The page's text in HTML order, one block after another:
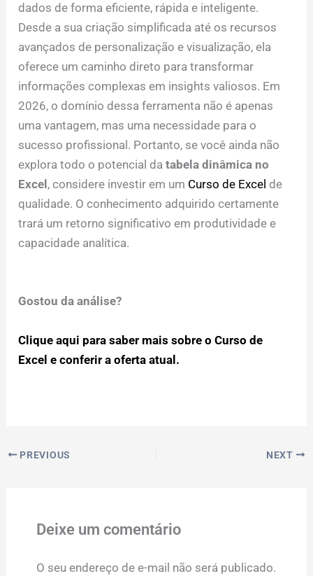
dados de forma eficiente, rápida e inteligente.
Desde a sua criação simplificada até os recursos
avançados de personalização e visualização, ela
oferece um caminho direto para transformar
informações complexas em insights valiosos. Em
2026, o domínio dessa ferramenta não é apenas
uma vantagem, mas uma necessidade para o
sucesso profissional. Portanto, se você ainda não
explora todo o potencial databela dinâmica no
Excel , considere investir em um Curso de Excel de
qualidade. O conhecimento adquirido certamente
trará um retorno significativo em produtividade e
capacidade analítica.
Gostou da análise?
Clique aqui para saber mais sobre o Curso de
Excel e conferir a oferta atual.
PREVIOUS NEXT
Deixe um comentário
O seu endereço de e-mail não será publicado.